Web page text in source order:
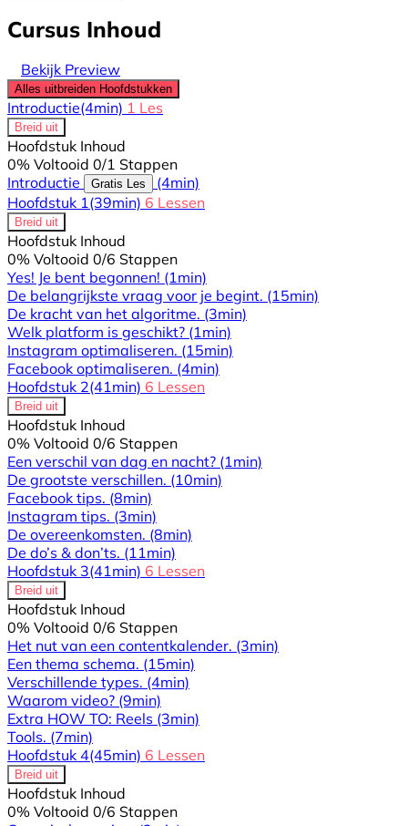
Cursus Inhoud
Bekijk Preview
Alles uitbreiden Hoofdstukken
Introductie(4min) 1 Les
Breid uit
Hoofdstuk Inhoud
0% Voltooid 0/1 Stappen
Introductie
Gratis Les
(4min)
Hoofdstuk 1(39min) 6 Lessen
Breid uit
Hoofdstuk Inhoud
0% Voltooid 0/6 Stappen
Yes! Je bent begonnen! (1min)
De belangrijkste vraag voor je begint. (15min)
De kracht van het algoritme. (3min)
Welk platform is geschikt? (1min)
Instagram optimaliseren. (15min)
Facebook optimaliseren. (4min)
Hoofdstuk 2(41min) 6 Lessen
Breid uit
Hoofdstuk Inhoud
0% Voltooid 0/6 Stappen
Een verschil van dag en nacht? (1min)
De grootste verschillen. (10min)
Facebook tips. (8min)
Instagram tips. (3min)
De overeenkomsten. (8min)
De do’s & don’ts. (11min)
Hoofdstuk 3(41min) 6 Lessen
Breid uit
Hoofdstuk Inhoud
0% Voltooid 0/6 Stappen
Het nut van een contentkalender. (3min)
Een thema schema. (15min)
Verschillende types. (4min)
Waarom video? (9min)
Extra HOW TO: Reels (3min)
Tools. (7min)
Hoofdstuk 4(45min) 6 Lessen
Breid uit
Hoofdstuk Inhoud
0% Voltooid 0/6 Stappen